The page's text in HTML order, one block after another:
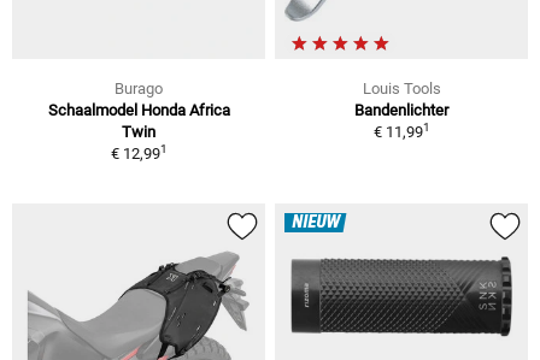
Burago
Schaalmodel Honda Africa
Twin
€ 12,991
Louis Tools
Bandenlichter
€ 11,991
NIEUW